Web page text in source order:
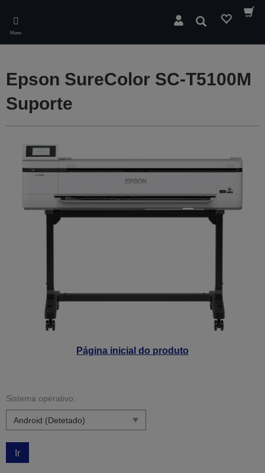
main
content
Menu
Pesquisar
Página inicial do produto
Epson SureColor SC-T5100M
Suporte
Sistema operativo:
Ir